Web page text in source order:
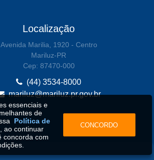
Localização
Avenida Marilia, 1920 - Centro
Mariluz-PR
Cep: 87470-000
(44) 3534-8000
mariluz@mariluz.pr.gov.br
essenciais e
de
Política de
continuar
concorda com
CONCORDO